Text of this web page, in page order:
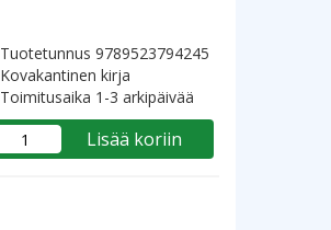
Tuotetunnus 9789523794245
Kovakantinen kirja
Toimitusaika 1-3 arkipäivää
Lisää koriin